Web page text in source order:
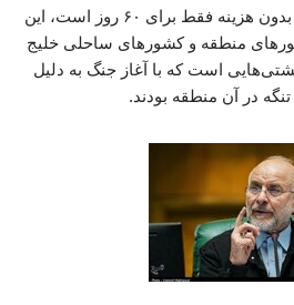
آمده است که عبور از تنگه بدون هزینه فقط برای ۶۰ روز است، این
منطقه و کشورهای ساحلی خلیج
است که با آغاز جنگ به دلیل
در آن منطقه بودند.